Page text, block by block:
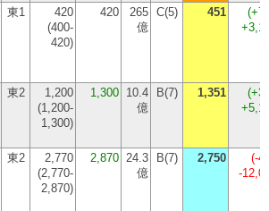
東1
420
(400-
420)
420
265
億
C(5) 451 (
東2
1,200
(1,200-
1,300)
1,300 10.4
億
B(7) 1,351 (
東2
2,770
(2,770-
2,870)
2,870 24.3
億
B(7) 2,750 (-
-